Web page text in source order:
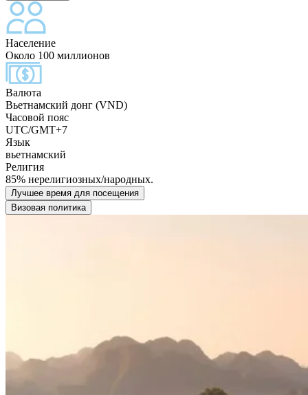
Население
Около 100 миллионов
Валюта
Вьетнамский донг (VND)
Часовой пояс
UTC/GMT+7
Язык
вьетнамский
Религия
85% нерелигиозных/народных.
Лучшее время для посещения
Визовая политика